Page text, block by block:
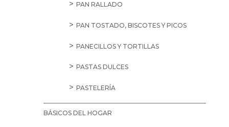
PAN RALLADO
PAN TOSTADO, BISCOTES Y PICOS
PANECILLOS Y TORTILLAS
PASTAS DULCES
PASTELERÍA
BÁSICOS DEL HOGAR